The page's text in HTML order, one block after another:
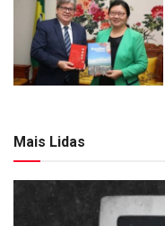
Mais Lidas